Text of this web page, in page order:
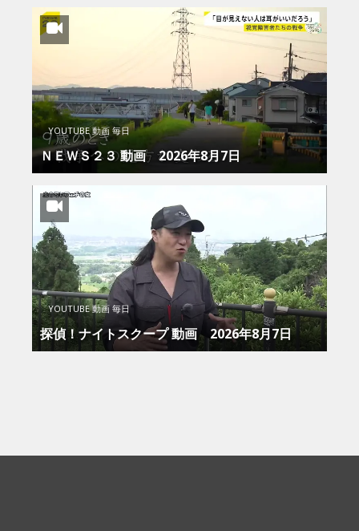
YOUTUBE 動画 毎日
ＮＥＷＳ２３ 動画 2026年8月7日
YOUTUBE 動画 毎日
探偵！ナイトスクープ 動画 2026年8月7日